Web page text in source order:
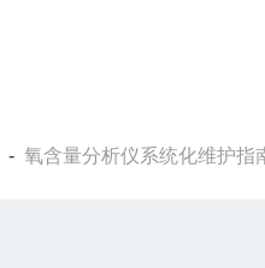
- 氧含量分析仪系统化维护指